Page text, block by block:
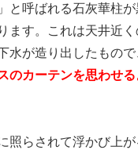
と呼ばれる石灰華柱
ます。これは天井近
水が造り出したもの
のカーテンを思わせ
照らされて浮かび上